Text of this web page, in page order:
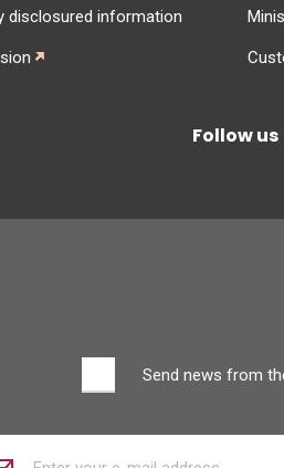
disclosured information
Follow us
Send news from